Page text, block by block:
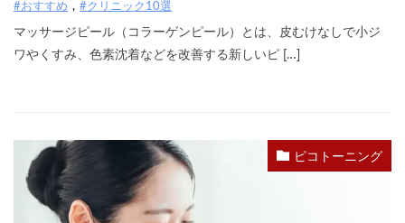
#おすすめ #クリニック10選
マッサージピール（コラーゲンピール）とは、皮むけなしで小ジ
ワやくすみ、色素沈着などを改善する新しいピ […]
ピコトーニング